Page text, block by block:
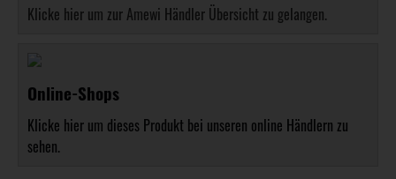
Klicke hier um zur Amewi Händler Übersicht zu gelangen.
Online-Shops
Klicke hier um dieses Produkt bei unseren online Händlern zu
sehen.